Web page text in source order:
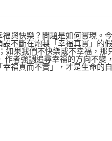
與快樂？問題是如何實現。
不斷在炮製「幸福真實」的
如果我們不快樂或不幸福，那
作者強調追尋幸福的方向不變
福真而不實」，才是生命的